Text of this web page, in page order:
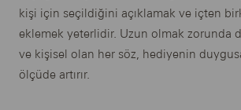
kişi için seçildiğini açıklamak ve içten
eklemek yeterlidir. Uzun olmak zorunda
ve kişisel olan her söz, hediyenin
ölçüde artırır.